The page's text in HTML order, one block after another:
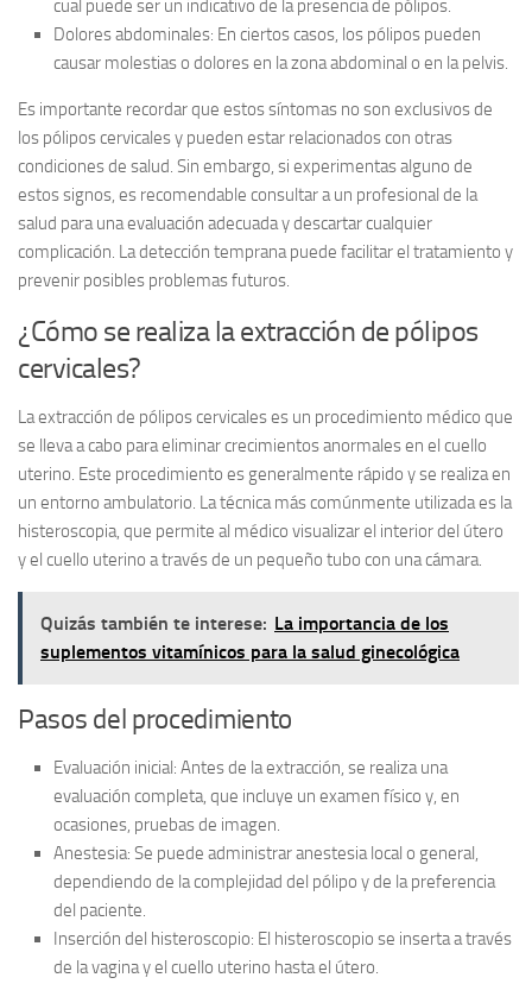
cual puede ser un indicativo de la presencia de pólipos.
Dolores abdominales: En ciertos casos, los pólipos pueden
causar molestias o dolores en la zona abdominal o en la pelvis.
Es importante recordar que estos síntomas no son exclusivos de
los pólipos cervicales y pueden estar relacionados con otras
condiciones de salud. Sin embargo, si experimentas alguno de
estos signos, es recomendable consultar a un profesional de la
salud para una evaluación adecuada y descartar cualquier
complicación. La detección temprana puede facilitar el tratamiento y
prevenir posibles problemas futuros.
¿Cómo se realiza la extracción de pólipos
cervicales?
La extracción de pólipos cervicales es un procedimiento médico que
se lleva a cabo para eliminar crecimientos anormales en el cuello
uterino. Este procedimiento es generalmente rápido y se realiza en
un entorno ambulatorio. La técnica más comúnmente utilizada es la
histeroscopia, que permite al médico visualizar el interior del útero
y el cuello uterino a través de un pequeño tubo con una cámara.
Quizás también te interese: La importancia de los
suplementos vitamínicos para la salud ginecológica
Pasos del procedimiento
Evaluación inicial: Antes de la extracción, se realiza una
evaluación completa, que incluye un examen físico y, en
ocasiones, pruebas de imagen.
Anestesia: Se puede administrar anestesia local o general,
dependiendo de la complejidad del pólipo y de la preferencia
del paciente.
Inserción del histeroscopio: El histeroscopio se inserta a través
de la vagina y el cuello uterino hasta el útero.